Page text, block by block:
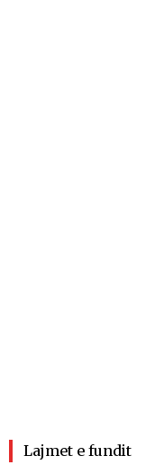
Lajmet e fundit